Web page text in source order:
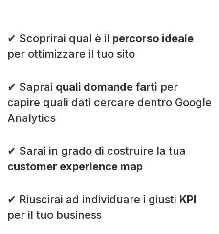
✔ Scoprirai qual è il percorso ideale
per ottimizzare il tuo sito
✔ Saprai quali domande farti per
capire quali dati cercare dentro Google
Analytics
✔ Sarai in grado di costruire la tua
customer experience map
✔ Riuscirai ad individuare i giusti KPI
per il tuo business